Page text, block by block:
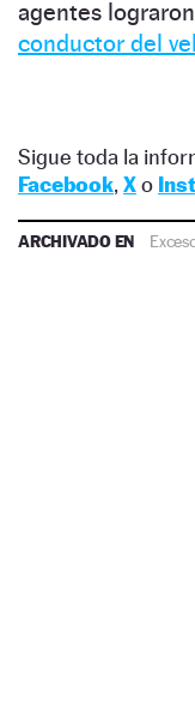
agentes
conductor del
Sigue toda la
Facebook, Xo
ARCHIVADO EN